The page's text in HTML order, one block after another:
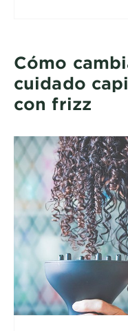
Cómo
cuidado
con frizz